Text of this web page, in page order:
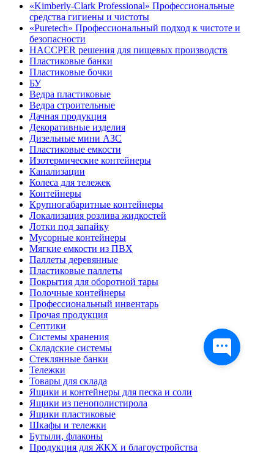
«Kimberly-Clark Professional» Профессиональные
средства гигиены и чистоты
«Puretech» Профессиональный подход к чистоте и
безопасности
HACCPER решения для пищевых производств
Пластиковые банки
Пластиковые бочки
БУ
Ведра пластиковые
Ведра строительные
Дачная продукция
Декоративные изделия
Дизельные мини АЗС
Пластиковые емкости
Изотермические контейнеры
Канализации
Колеса для тележек
Контейнеры
Крупногабаритные контейнеры
Локализация розлива жидкостей
Лотки под запайку
Мусорные контейнеры
Мягкие емкости из ПВХ
Паллеты деревянные
Пластиковые паллеты
Покрытия для оборотной тары
Полочные контейнеры
Профессиональный инвентарь
Прочая продукция
Септики
Системы хранения
Складские системы
Стеклянные банки
Тележки
Товары для склада
Ящики и контейнеры для песка и соли
Ящики из пенополистирола
Ящики пластиковые
Шкафы и тележки
Бутыли, флаконы
Продукция для ЖКХ и благоустройства